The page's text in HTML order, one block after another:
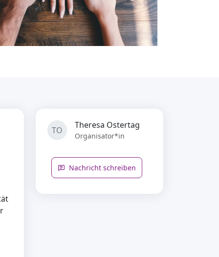
TO Theresa Ostertag
Organisator*in
Nachricht schreiben